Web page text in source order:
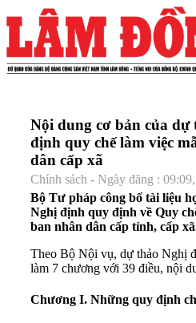
Nội dung cơ bản của
định quy chế làm việc
dân cấp xã
Chính sách - Ngày đăng :
Bộ Tư pháp công bố tài liệu
Nghị định quy định về Quy
ban nhân dân cấp tỉnh, cấp
Theo Bộ Nội vụ, dự thảo Nghị
làm 7 chương với 39 điều, nội
Chương I. Những quy định